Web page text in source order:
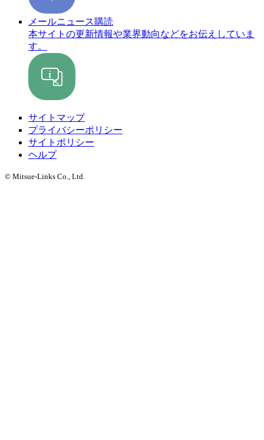
メールニュース購読
本サイトの更新情報や業界動向などをお伝えしていま
す。
サイトマップ
プライバシーポリシー
サイトポリシー
ヘルプ
© Mitsue-Links Co., Ltd.